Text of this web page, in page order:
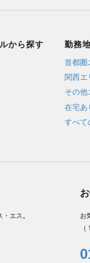
から探す 勤務
首都圏
関西エ
その他
在宅あ
すべて
エス。
お